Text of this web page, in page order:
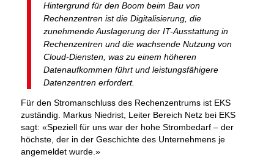
Hintergrund für den Boom beim Bau von
Rechenzentren ist die Digitalisierung, die
zunehmende Auslagerung der IT-Ausstattung in
Rechenzentren und die wachsende Nutzung von
Cloud-Diensten, was zu einem höheren
Datenaufkommen führt und leistungsfähigere
Datenzentren erfordert.
Für den Stromanschluss des Rechenzentrums ist EKS
zuständig. Markus Niedrist, Leiter Bereich Netz bei EKS
sagt: «Speziell für uns war der hohe Strombedarf – der
höchste, der in der Geschichte des Unternehmens je
angemeldet wurde.»